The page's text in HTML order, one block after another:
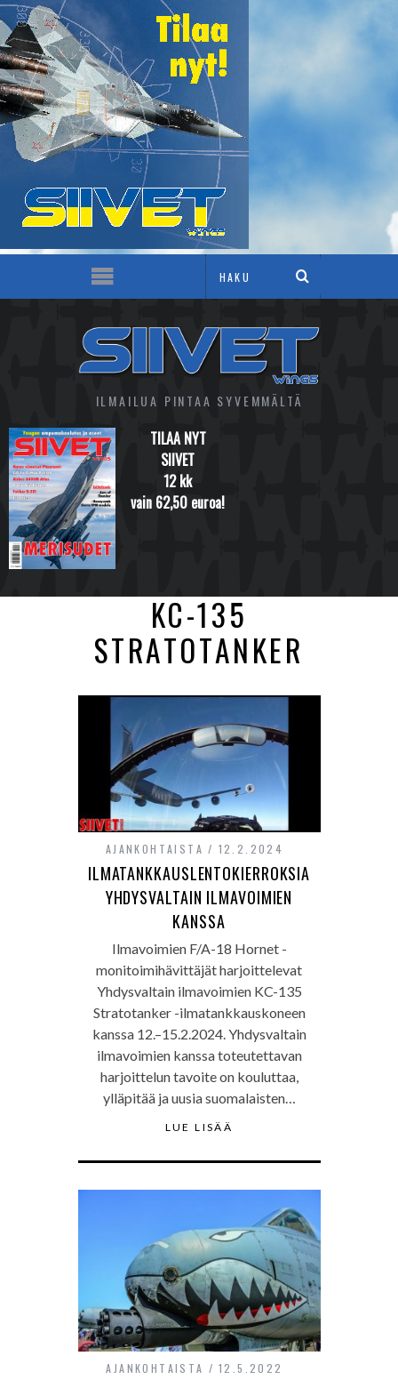
ILMAILUA PINTAA SYVEMMÄLTÄ
TILAA NYT
SIIVET
12 kk
vain 62,50 euroa!
KC-135
STRATOTANKER
AJANKOHTAISTA 12.2.2024
ILMATANKKAUSLENTOKIERROKSIA
YHDYSVALTAIN ILMAVOIMIEN
KANSSA
Ilmavoimien F/A-18 Hornet -
monitoimihävittäjät harjoittelevat
Yhdysvaltain ilmavoimien KC-135
Stratotanker -ilmatankkauskoneen
kanssa 12.–15.2.2024. Yhdysvaltain
ilmavoimien kanssa toteutettavan
harjoittelun tavoite on kouluttaa,
ylläpitää ja uusia suomalaisten…
LUE LISÄÄ
AJANKOHTAISTA 12.5.2022